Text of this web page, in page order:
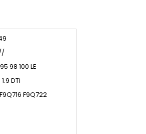
98 100 LE
1.9 DTi
F9Q722